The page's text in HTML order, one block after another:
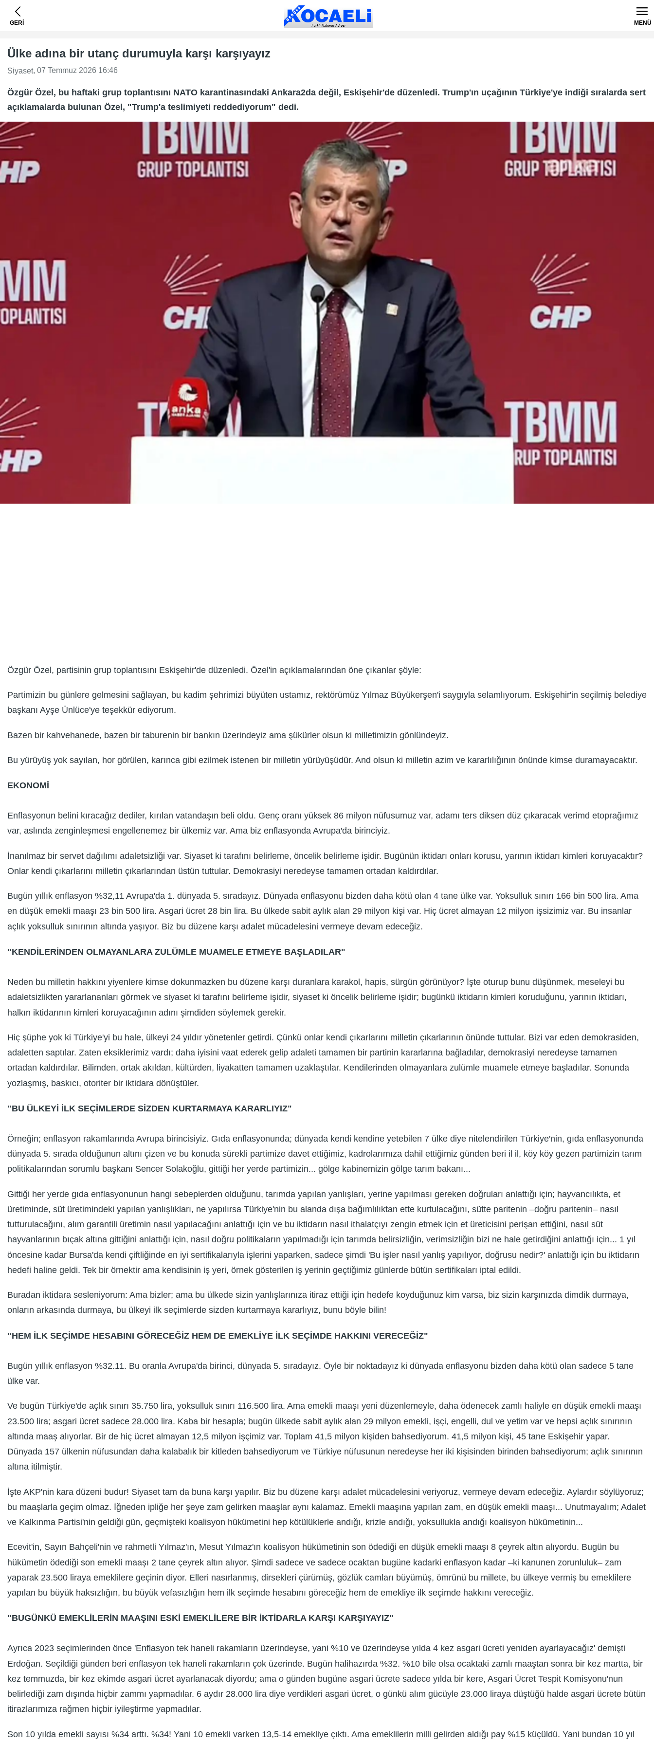
GERİ MENÜ
Ülke adına bir utanç durumuyla karşı karşıyayız
Siyaset, 07 Temmuz 2026 16:46
Özgür Özel, bu haftaki grup toplantısını NATO karantinasındaki Ankara2da değil, Eskişehir'de düzenledi. Trump'ın uçağının Türkiye'ye indiği sıralarda sert
açıklamalarda bulunan Özel, "Trump'a teslimiyeti reddediyorum" dedi.
Özgür Özel, partisinin grup toplantısını Eskişehir'de düzenledi. Özel'in açıklamalarından öne çıkanlar şöyle:
Partimizin bu günlere gelmesini sağlayan, bu kadim şehrimizi büyüten ustamız, rektörümüz Yılmaz Büyükerşen'i saygıyla selamlıyorum. Eskişehir'in seçilmiş belediye
başkanı Ayşe Ünlüce'ye teşekkür ediyorum.
Bazen bir kahvehanede, bazen bir taburenin bir bankın üzerindeyiz ama şükürler olsun ki milletimizin gönlündeyiz.
Bu yürüyüş yok sayılan, hor görülen, karınca gibi ezilmek istenen bir milletin yürüyüşüdür. And olsun ki milletin azim ve kararlılığının önünde kimse duramayacaktır.
EKONOMİ
Enflasyonun belini kıracağız dediler, kırılan vatandaşın beli oldu. Genç oranı yüksek 86 milyon nüfusumuz var, adamı ters diksen düz çıkaracak verimd etoprağımız
var, aslında zenginleşmesi engellenemez bir ülkemiz var. Ama biz enflasyonda Avrupa'da birinciyiz.
İnanılmaz bir servet dağılımı adaletsizliği var. Siyaset ki tarafını belirleme, öncelik belirleme işidir. Bugünün iktidarı onları korusu, yarının iktidarı kimleri koruyacaktır?
Onlar kendi çıkarlarını milletin çıkarlarından üstün tuttular. Demokrasiyi neredeyse tamamen ortadan kaldırdılar.
Bugün yıllık enflasyon %32,11 Avrupa'da 1. dünyada 5. sıradayız. Dünyada enflasyonu bizden daha kötü olan 4 tane ülke var. Yoksulluk sınırı 166 bin 500 lira. Ama
en düşük emekli maaşı 23 bin 500 lira. Asgari ücret 28 bin lira. Bu ülkede sabit aylık alan 29 milyon kişi var. Hiç ücret almayan 12 milyon işsizimiz var. Bu insanlar
açlık yoksulluk sınırının altında yaşıyor. Biz bu düzene karşı adalet mücadelesini vermeye devam edeceğiz.
"KENDİLERİNDEN OLMAYANLARA ZULÜMLE MUAMELE ETMEYE BAŞLADILAR"
Neden bu milletin hakkını yiyenlere kimse dokunmazken bu düzene karşı duranlara karakol, hapis, sürgün görünüyor? İşte oturup bunu düşünmek, meseleyi bu
adaletsizlikten yararlananları görmek ve siyaset ki tarafını belirleme işidir, siyaset ki öncelik belirleme işidir; bugünkü iktidarın kimleri koruduğunu, yarının iktidarı,
halkın iktidarının kimleri koruyacağının adını şimdiden söylemek gerekir.
Hiç şüphe yok ki Türkiye'yi bu hale, ülkeyi 24 yıldır yönetenler getirdi. Çünkü onlar kendi çıkarlarını milletin çıkarlarının önünde tuttular. Bizi var eden demokrasiden,
adaletten saptılar. Zaten eksiklerimiz vardı; daha iyisini vaat ederek gelip adaleti tamamen bir partinin kararlarına bağladılar, demokrasiyi neredeyse tamamen
ortadan kaldırdılar. Bilimden, ortak akıldan, kültürden, liyakatten tamamen uzaklaştılar. Kendilerinden olmayanlara zulümle muamele etmeye başladılar. Sonunda
yozlaşmış, baskıcı, otoriter bir iktidara dönüştüler.
"BU ÜLKEYİ İLK SEÇİMLERDE SİZDEN KURTARMAYA KARARLIYIZ"
Örneğin; enflasyon rakamlarında Avrupa birincisiyiz. Gıda enflasyonunda; dünyada kendi kendine yetebilen 7 ülke diye nitelendirilen Türkiye'nin, gıda enflasyonunda
dünyada 5. sırada olduğunun altını çizen ve bu konuda sürekli partimize davet ettiğimiz, kadrolarımıza dahil ettiğimiz günden beri il il, köy köy gezen partimizin tarım
politikalarından sorumlu başkanı Sencer Solakoğlu, gittiği her yerde partimizin... gölge kabinemizin gölge tarım bakanı...
Gittiği her yerde gıda enflasyonunun hangi sebeplerden olduğunu, tarımda yapılan yanlışları, yerine yapılması gereken doğruları anlattığı için; hayvancılıkta, et
üretiminde, süt üretimindeki yapılan yanlışlıkları, ne yapılırsa Türkiye'nin bu alanda dışa bağımlılıktan ette kurtulacağını, sütte paritenin –doğru paritenin– nasıl
tutturulacağını, alım garantili üretimin nasıl yapılacağını anlattığı için ve bu iktidarın nasıl ithalatçıyı zengin etmek için et üreticisini perişan ettiğini, nasıl süt
hayvanlarının bıçak altına gittiğini anlattığı için, nasıl doğru politikaların yapılmadığı için tarımda belirsizliğin, verimsizliğin bizi ne hale getirdiğini anlattığı için... 1 yıl
öncesine kadar Bursa'da kendi çiftliğinde en iyi sertifikalarıyla işlerini yaparken, sadece şimdi 'Bu işler nasıl yanlış yapılıyor, doğrusu nedir?' anlattığı için bu iktidarın
hedefi haline geldi. Tek bir örnektir ama kendisinin iş yeri, örnek gösterilen iş yerinin geçtiğimiz günlerde bütün sertifikaları iptal edildi.
Buradan iktidara sesleniyorum: Ama bizler; ama bu ülkede sizin yanlışlarınıza itiraz ettiği için hedefe koyduğunuz kim varsa, biz sizin karşınızda dimdik durmaya,
onların arkasında durmaya, bu ülkeyi ilk seçimlerde sizden kurtarmaya kararlıyız, bunu böyle bilin!
"HEM İLK SEÇİMDE HESABINI GÖRECEĞİZ HEM DE EMEKLİYE İLK SEÇİMDE HAKKINI VERECEĞİZ"
Bugün yıllık enflasyon %32.11. Bu oranla Avrupa'da birinci, dünyada 5. sıradayız. Öyle bir noktadayız ki dünyada enflasyonu bizden daha kötü olan sadece 5 tane
ülke var.
Ve bugün Türkiye'de açlık sınırı 35.750 lira, yoksulluk sınırı 116.500 lira. Ama emekli maaşı yeni düzenlemeyle, daha ödenecek zamlı haliyle en düşük emekli maaşı
23.500 lira; asgari ücret sadece 28.000 lira. Kaba bir hesapla; bugün ülkede sabit aylık alan 29 milyon emekli, işçi, engelli, dul ve yetim var ve hepsi açlık sınırının
altında maaş alıyorlar. Bir de hiç ücret almayan 12,5 milyon işçimiz var. Toplam 41,5 milyon kişiden bahsediyorum. 41,5 milyon kişi, 45 tane Eskişehir yapar.
Dünyada 157 ülkenin nüfusundan daha kalabalık bir kitleden bahsediyorum ve Türkiye nüfusunun neredeyse her iki kişisinden birinden bahsediyorum; açlık sınırının
altına itilmiştir.
İşte AKP'nin kara düzeni budur! Siyaset tam da buna karşı yapılır. Biz bu düzene karşı adalet mücadelesini veriyoruz, vermeye devam edeceğiz. Aylardır söylüyoruz;
bu maaşlarla geçim olmaz. İğneden ipliğe her şeye zam gelirken maaşlar aynı kalamaz. Emekli maaşına yapılan zam, en düşük emekli maaşı... Unutmayalım; Adalet
ve Kalkınma Partisi'nin geldiği gün, geçmişteki koalisyon hükümetini hep kötülüklerle andığı, krizle andığı, yoksullukla andığı koalisyon hükümetinin...
Ecevit'in, Sayın Bahçeli'nin ve rahmetli Yılmaz'ın, Mesut Yılmaz'ın koalisyon hükümetinin son ödediği en düşük emekli maaşı 8 çeyrek altın alıyordu. Bugün bu
hükümetin ödediği son emekli maaşı 2 tane çeyrek altın alıyor. Şimdi sadece ve sadece ocaktan bugüne kadarki enflasyon kadar –ki kanunen zorunluluk– zam
yaparak 23.500 liraya emeklilere geçinin diyor. Elleri nasırlanmış, dirsekleri çürümüş, gözlük camları büyümüş, ömrünü bu millete, bu ülkeye vermiş bu emeklilere
yapılan bu büyük haksızlığın, bu büyük vefasızlığın hem ilk seçimde hesabını göreceğiz hem de emekliye ilk seçimde hakkını vereceğiz.
"BUGÜNKÜ EMEKLİLERİN MAAŞINI ESKİ EMEKLİLERE BİR İKTİDARLA KARŞI KARŞIYAYIZ"
Ayrıca 2023 seçimlerinden önce 'Enflasyon tek haneli rakamların üzerindeyse, yani %10 ve üzerindeyse yılda 4 kez asgari ücreti yeniden ayarlayacağız' demişti
Erdoğan. Seçildiği günden beri enflasyon tek haneli rakamların çok üzerinde. Bugün halihazırda %32. %10 bile olsa ocaktaki zamlı maaştan sonra bir kez martta, bir
kez temmuzda, bir kez ekimde asgari ücret ayarlanacak diyordu; ama o günden bugüne asgari ücrete sadece yılda bir kere, Asgari Ücret Tespit Komisyonu'nun
belirlediği zam dışında hiçbir zammı yapmadılar. 6 aydır 28.000 lira diye verdikleri asgari ücret, o günkü alım gücüyle 23.000 liraya düştüğü halde asgari ücrete bütün
itirazlarımıza rağmen hiçbir iyileştirme yapmadılar.
Son 10 yılda emekli sayısı %34 arttı. %34! Yani 10 emekli varken 13,5-14 emekliye çıktı. Ama emeklilerin milli gelirden aldığı pay %15 küçüldü. Yani bundan 10 yıl